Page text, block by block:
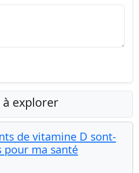
à explorer
de vitamine D sont-
pour ma santé